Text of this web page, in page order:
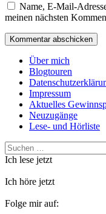
Name, E-Mail-
meinen nächsten
Über mich
Blogtouren
Impressum
Aktuelles
Neuzugänge
Lese- und Hörliste
Suchen
nach:
Ich lese jetzt
Ich höre jetzt
Folge mir auf: